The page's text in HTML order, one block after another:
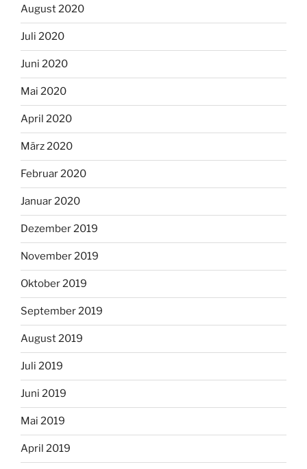
August 2020
Juli 2020
Juni 2020
Mai 2020
April 2020
März 2020
Februar 2020
Januar 2020
Dezember 2019
November 2019
Oktober 2019
September 2019
August 2019
Juli 2019
Juni 2019
Mai 2019
April 2019